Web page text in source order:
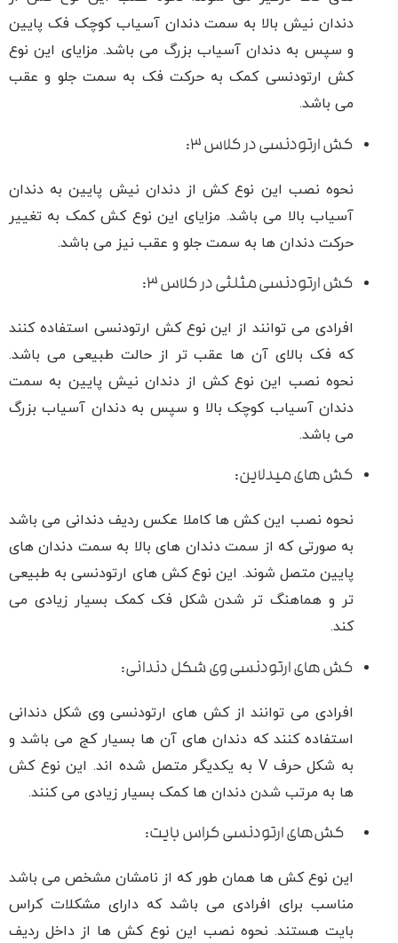
دندان نیش بالا به سمت دندان آسیاب کوچک فک پایین
و سپس به دندان آسیاب بزرگ می باشد. مزایای این نوع
کش ارتودنسی کمک به حرکت فک به سمت جلو و عقب
می باشد.
کش ارتودنسی در کلاس ۳:
نحوه نصب این نوع کش از دندان نیش پایین به دندان
آسیاب بالا می باشد. مزایای این نوع کش کمک به تغییر
حرکت دندان ‌ها به سمت جلو و عقب نیز می باشد.
کش ارتودنسی مثلثی در کلاس ۳:
افرادی می توانند از این نوع کش ارتودنسی استفاده کنند
که فک بالای آن ها عقب تر از حالت طبیعی می باشد.
نحوه نصب این نوع کش از دندان نیش پایین به سمت
دندان آسیاب کوچک بالا و سپس به دندان آسیاب بزرگ
می باشد.
کش ‌های میدلاین:
نحوه نصب این کش ها کاملا عکس ردیف دندانی می باشد
به صورتی که از سمت دندان ‌های بالا به سمت دندان ‌های
پایین متصل شوند. این نوع کش های ارتودنسی به طبیعی
تر و هماهنگ تر شدن شکل فک کمک بسیار زیادی می
کند.
کش ‌های ارتودنسی وی شکل دندانی:
افرادی می توانند از کش های ارتودنسی وی شکل دندانی
استفاده کنند که دندان های آن ها بسیار کج می باشد و
به شکل حرف V به یکدیگر متصل شده اند. این نوع کش
ها به مرتب شدن دندان ‌ها کمک بسیار زیادی می کنند.
کش‌های ارتودنسی کراس بایت:
این نوع کش ها همان طور که از نامشان مشخص می باشد
مناسب برای افرادی می باشد که دارای مشکلات کراس
بایت هستند. نحوه نصب این نوع کش ها از داخل ردیف